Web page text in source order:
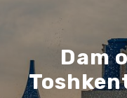
Dam